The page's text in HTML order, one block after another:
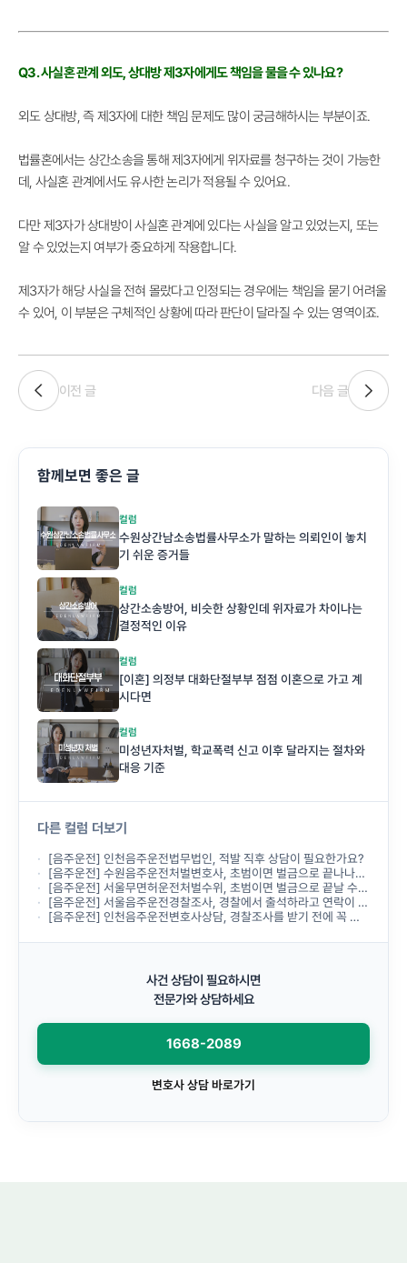
Q3. 사실혼 관계 외도, 상대방 제3자에게도 책임을 물을 수 있나요?
외도 상대방, 즉 제3자에 대한 책임 문제도 많이 궁금해하시는 부분이죠.
법률혼에서는 상간소송을 통해 제3자에게 위자료를 청구하는 것이 가능한
데, 사실혼 관계에서도 유사한 논리가 적용될 수 있어요.
다만 제3자가 상대방이 사실혼 관계에 있다는 사실을 알고 있었는지, 또는
알 수 있었는지 여부가 중요하게 작용합니다.
제3자가 해당 사실을 전혀 몰랐다고 인정되는 경우에는 책임을 묻기 어려울
수 있어, 이 부분은 구체적인 상황에 따라 판단이 달라질 수 있는 영역이죠.
이전 글 다음 글
함께보면 좋은 글
컬럼
수원상간남소송법률사무소가 말하는 의뢰인이 놓치
기 쉬운 증거들
컬럼
상간소송방어, 비슷한 상황인데 위자료가 차이나는
결정적인 이유
컬럼
[이혼] 의정부 대화단절부부 점점 이혼으로 가고 계
시다면
컬럼
미성년자처벌, 학교폭력 신고 이후 달라지는 절차와
대응 기준
다른 컬럼 더보기
[음주운전] 인천음주운전법무법인, 적발 직후 상담이 필요한가요?
[음주운전] 수원음주운전처벌변호사, 초범이면 벌금으로 끝나나요?
[음주운전] 서울무면허운전처벌수위, 초범이면 벌금으로 끝날 수 있나요?
[음주운전] 서울음주운전경찰조사, 경찰에서 출석하라고 연락이 왔는데 무엇부터 준비해야 하나요?
[음주운전] 인천음주운전변호사상담, 경찰조사를 받기 전에 꼭 받아야 하나요?
사건 상담이 필요하시면
전문가와 상담하세요
1668-2089
변호사 상담 바로가기